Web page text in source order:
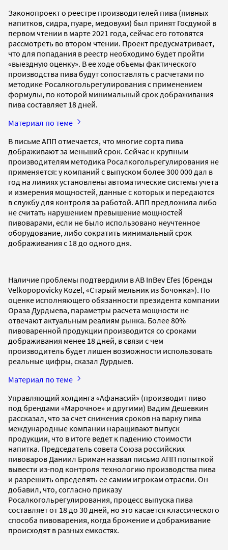
Законопроект о реестре производителей пива (пивных
напитков, сидра, пуаре, медовухи) был принят Госдумой в
первом чтении в марте 2021 года, сейчас его готовятся
рассмотреть во втором чтении. Проект предусматривает,
что для попадания в реестр необходимо будет пройти
«выездную оценку». В ее ходе объемы фактического
производства пива будут сопоставлять с расчетами по
методике Росалкогольрегулирования с применением
формулы, по которой минимальный срок дображивания
пива составляет 18 дней.
Материал по теме
В письме АПП отмечается, что многие сорта пива
дображивают за меньший срок. Сейчас к крупным
производителям методика Росалкогольрегулирования не
применяется: у компаний с выпуском более 300 000 дал в
год на линиях установлены автоматические системы учета
и измерения мощностей, данные с которых и передаются
в службу для контроля за работой. АПП предложила либо
не считать нарушением превышение мощностей
пивоварами, если не было использовано неучтенное
оборудование, либо сократить минимальный срок
дображивания с 18 до одного дня.
Наличие проблемы подтвердили в AB InBev Efes (бренды
Velkopopovicky Kozel, «Старый мельник из бочонка»). По
оценке исполняющего обязанности президента компании
Ораза Дурдыева, параметры расчета мощности не
отвечают актуальным реалиям рынка. Более 80%
пивоваренной продукции производится со сроками
дображивания менее 18 дней, в связи с чем
производитель будет лишен возможности использовать
реальные цифры, сказал Дурдыев.
Материал по теме
Управляющий холдинга «Афанасий» (производит пиво
под брендами «Марочное» и другими) Вадим Дешевкин
рассказал, что за счет снижения сроков на варку пива
международные компании наращивают выпуск
продукции, что в итоге ведет к падению стоимости
напитка. Председатель совета Союза российских
пивоваров Даниил Бриман назвал письмо АПП попыткой
вывести из-под контроля технологию производства пива
и разрешить определять ее самим игрокам отрасли. Он
добавил, что, согласно приказу
Росалкогольрегулирования, процесс выпуска пива
составляет от 18 до 30 дней, но это касается классического
способа пивоварения, когда брожение и дображивание
происходят в разных емкостях.